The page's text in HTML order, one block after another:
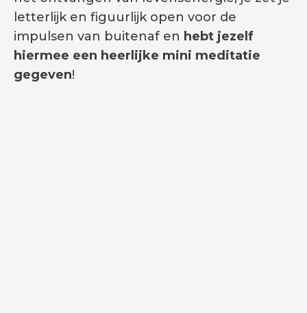
letterlijk en figuurlijk open voor de
impulsen van buitenaf en hebt jezelf
hiermee een heerlijke mini meditatie
gegeven!